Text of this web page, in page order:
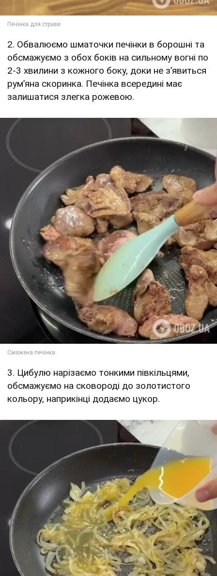
2. Обвалюємо шматочки печінки в борошні та
обсмажуємо з обох боків на сильному вогні по
2-3 хвилини з кожного боку, доки не з’явиться
рум’яна скоринка. Печінка всередині має
залишатися злегка рожевою.
3. Цибулю нарізаємо тонкими півкільцями,
обсмажуємо на сковороді до золотистого
кольору, наприкінці додаємо цукор.